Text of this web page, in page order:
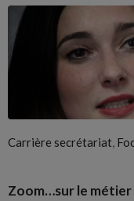
Carrière secrétariat,
Zoom…sur le métier